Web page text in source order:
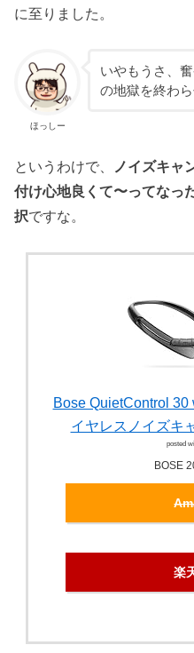
に至りました。
ほっしー
いやもうさ、
の地獄を終わ
というわけで、
ノイズキャ
付け心地良くて〜ってな
択ですな。
Bose QuietControl
イヤレスノイズキ
posted
BOSE
楽